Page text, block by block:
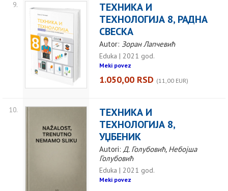
9.
ТЕХНИКА И
ТЕХНОЛОГИЈА 8, РАДНА
СВЕСКА
Autor: Зоран Лапчевић
Eduka | 2021 god.
Meki povez
1.050,00 RSD (11,00 EUR)
10.
ТЕХНИКА И
ТЕХНОЛОГИЈА 8,
УЏБЕНИК
Autori: Д. Голубовић, Небојша
Голубовић
Eduka | 2021 god.
Meki povez